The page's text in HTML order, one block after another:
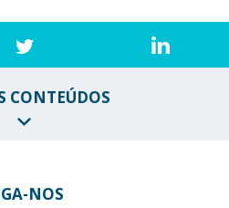
CONTEÚDOS
NOS